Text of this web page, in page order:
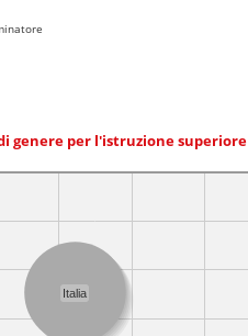
genere per l'istruzione superiore
Italia